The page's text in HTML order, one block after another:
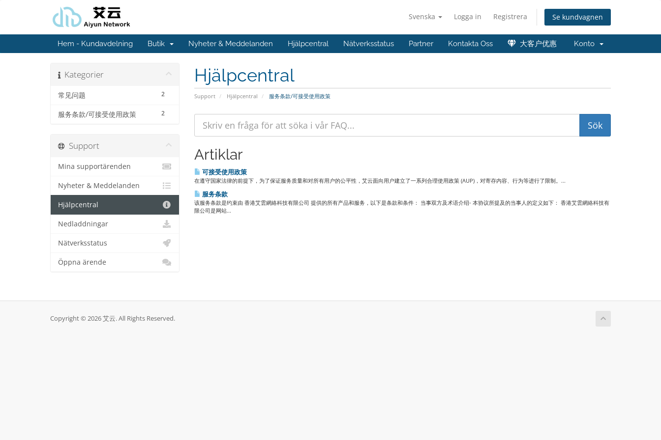
Svenska Logga in Registrera Se kundvagnen
Hem - Kundavdelning Butik Nyheter & Meddelanden Hjälpcentral Nätverksstatus Partner Kontakta Oss 大客户优惠 Konto
Hjälpcentral
Support Hjälpcentral 服务条款/可接受使用政策
Kategorier
2
常见问题
2
服务条款/可接受使用政策
Artiklar
可接受使用政策
在遵守国家法律的前提下，为了保证服务质量和对所有用户的公平性，艾云面向用户建立了一系列合理使用政策 (AUP)，对寄存内容、行为等进行了限制。...
服务条款
该服务条款是约束由 香港艾雲網絡科技有限公司 提供的所有产品和服务，以下是条款和条件： 当事双方及术语介绍- 本协议所提及的当事人的定义如下： 香港艾雲網絡科技有
限公司是网站...
Support
Mina supportärenden
Nyheter & Meddelanden
Hjälpcentral
Nedladdningar
Nätverksstatus
Öppna ärende
Copyright © 2026 艾云. All Rights Reserved.